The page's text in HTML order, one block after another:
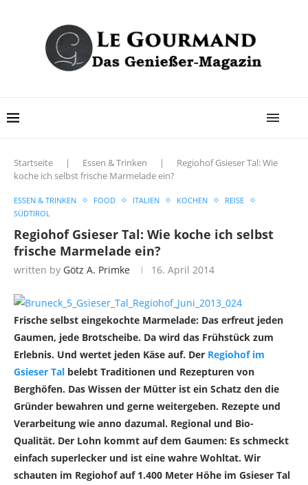
Startseite | Essen & Trinken |
Regiohof Gsieser Tal: Wie
koche ich selbst frische Marmelade ein?
ESSEN & TRINKEN FOOD ITALIEN KOCHEN
REISE
SÜDTIROL
Regiohof Gsieser Tal: Wie koche ich selbst
frische Marmelade ein?
written by Götz A. Primke 16. April 2014
Frische selbst eingekochte Marmelade: Das erfreut jeden
Gaumen, jede Brotscheibe. Da wird das Frühstück zum
Erlebnis. Und wertet jeden Käse auf. Der Regiohof im
Gsieser Tal belebt Traditionen und Rezepturen von
Berghöfen. Das Wissen der Mütter ist ein Schatz den die
Gründer bewahren und gerne weitergeben. Rezepte und
Verarbeitung wie anno dazumal. Regional und Bio-
Qualität. Der Lohn kommt auf dem Gaumen: Es schmeckt
einfach superlecker und ist eine wahre Wohltat. Wir
schauten im Regiohof auf 1.400 Meter Höhe im Gsieser Tal